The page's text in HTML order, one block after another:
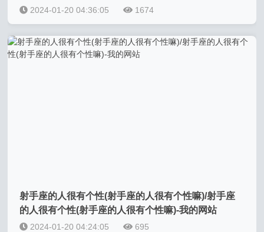
2024-01-20 04:36:05 1674
射手座的人很有个性(射手座的人很有个性嘛)/射手座
的人很有个性(射手座的人很有个性嘛)-我的网站
2024-01-20 04:24:05 695